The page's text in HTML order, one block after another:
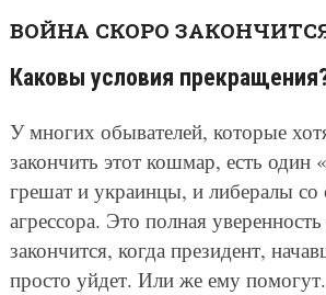
ВОЙНА СКОРО
Каковы условия
У многих обывателей, которые
закончить этот кошмар, есть один
грешат и украинцы, и либералы
агрессора. Это полная
закончится, когда президент,
просто уйдет. Или же ему помогут.